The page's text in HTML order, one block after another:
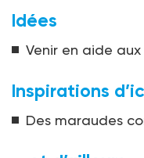
Idées
Venir en aide
Inspirations
Des maraudes